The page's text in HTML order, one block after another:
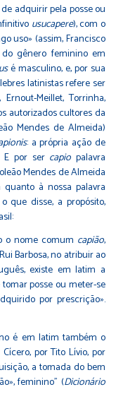
adquirir pela posse ou
usucapere), com o
uso» (assim, Francisco
gênero feminino em
é masculino, e, por sua
latinistas refere ser
Meillet, Torrinha,
autorizados cultores da
Mendes de Almeida)
: a própria ação de
E por ser capio palavra
Mendes de Almeida
à nossa palavra
que disse, a propósito,
nome comum capião,
Barbosa, no atribuir ao
existe em latim a
posse ou meter-se
por prescrição».
é em latim também o
por Tito Lívio, por
a tomada do bem
feminino” (Dicionário